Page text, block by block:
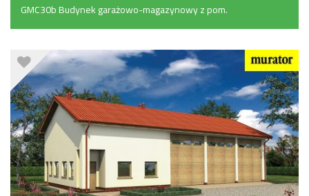
GMC30b Budynek garażowo-magazynowy z pom.
pomocniczymi i poddaszem użytkowym (394.7 m²)